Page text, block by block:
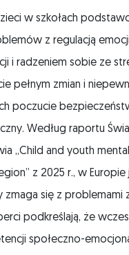
w szkołach
z regulacją
i radzeniem sobie ze
pełnym zmian i
poczucie
Według raportu
„Child and youth
z 2025 r., w Europie
zmaga się z problemami
podkreślają, że
społeczno-